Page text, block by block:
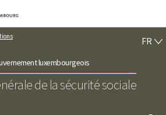
au menu principal
au contenu
luxembourgeois
de la sécurité sociale
FR